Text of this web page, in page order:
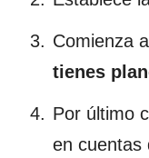
Comienza
tienes
Por último
en cuentas